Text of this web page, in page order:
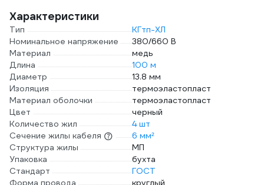
Характеристики
Тип
КГтп-ХЛ
Номинальное напряжение
380/660 В
Материал
медь
Длина
100 м
Диаметр
13.8 мм
Изоляция
термоэластопласт
Материал оболочки
термоэластопласт
Цвет
черный
Количество жил
4 шт
Сечение жилы кабеля
6 мм²
Структура жилы
МП
Упаковка
бухта
Стандарт
ГОСТ
Форма провода
круглый